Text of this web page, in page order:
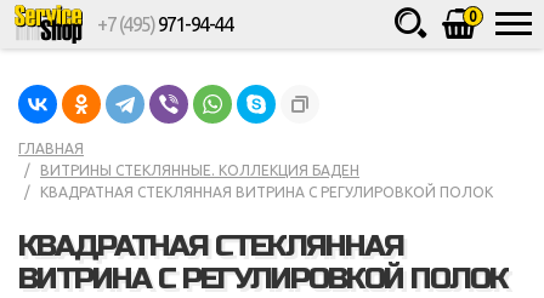
0
+7 (495)971-94-44
ГЛАВНАЯ
ВИТРИНЫ СТЕКЛЯННЫЕ. КОЛЛЕКЦИЯ БАДЕН
КВАДРАТНАЯ СТЕКЛЯННАЯ ВИТРИНА С РЕГУЛИРОВКОЙ ПОЛОК
КВАДРАТНАЯ СТЕКЛЯННАЯ
ВИТРИНА С РЕГУЛИРОВКОЙ ПОЛОК